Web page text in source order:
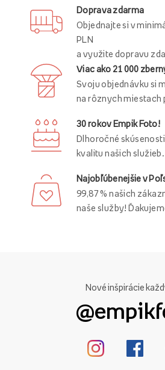
Doprava zdarma
Objednajte si v
PLN
a využite dopravu
Viac ako 21 000
Svoju objednávku si
na rôznych miestach
30 rokov Empik Foto!
Dlhoročné
kvalitu našich služieb.
Najobľúbenejšie v
99,87 % našich
naše služby!
Nové inšpirácie